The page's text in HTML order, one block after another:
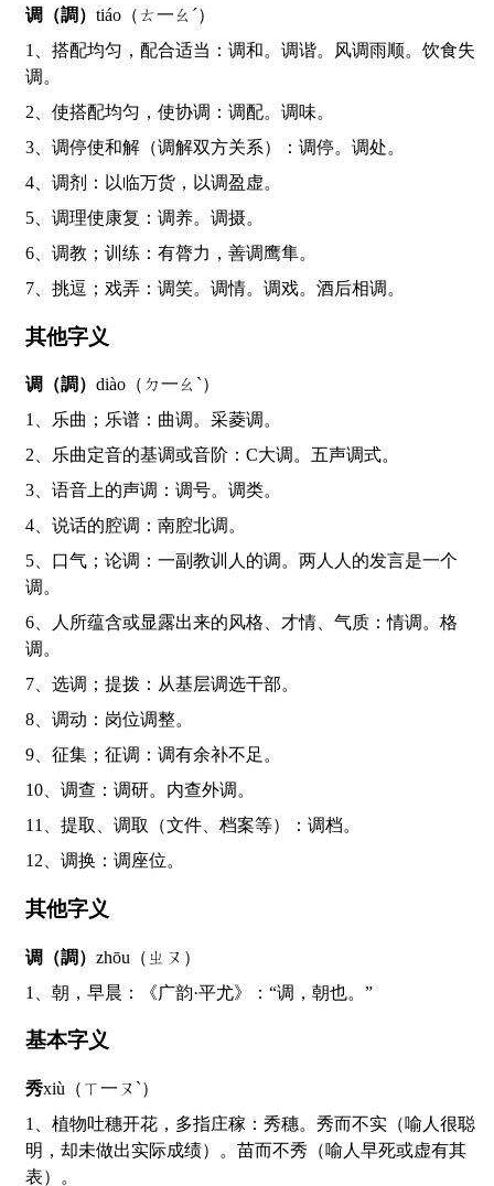
调（調） tiáo（ㄊ一ㄠˊ）
1、搭配均匀，配合适当：调和。调谐。风调雨顺。饮食失
调。
2、使搭配均匀，使协调：调配。调味。
3、调停使和解（调解双方关系）：调停。调处。
4、调剂：以临万货，以调盈虚。
5、调理使康复：调养。调摄。
6、调教；训练：有膂力，善调鹰隼。
7、挑逗；戏弄：调笑。调情。调戏。酒后相调。
其他字义
调（調） diào（ㄉ一ㄠˋ）
1、乐曲；乐谱：曲调。采菱调。
2、乐曲定音的基调或音阶：C大调。五声调式。
3、语音上的声调：调号。调类。
4、说话的腔调：南腔北调。
5、口气；论调：一副教训人的调。两人人的发言是一个
调。
6、人所蕴含或显露出来的风格、才情、气质：情调。格
调。
7、选调；提拨：从基层调选干部。
8、调动：岗位调整。
9、征集；征调：调有余补不足。
10、调查：调研。内查外调。
11、提取、调取（文件、档案等）：调档。
12、调换：调座位。
其他字义
调（調） zhōu（ㄓㄡ）
1、朝，早晨：《广韵·平尤》：“调，朝也。”
基本字义
秀xiù（ㄒ一ㄡˋ）
1、植物吐穗开花，多指庄稼：秀穗。秀而不实（喻人很聪
明，却未做出实际成绩）。苗而不秀（喻人早死或虚有其
表）。